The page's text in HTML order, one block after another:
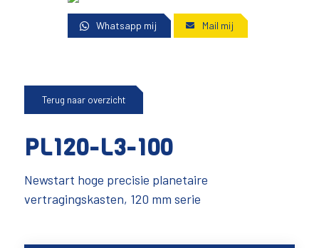
Whatsapp mij Mail mij
Terug naar overzicht
PL120-L3-100
Newstart hoge precisie planetaire
vertragingskasten, 120 mm serie